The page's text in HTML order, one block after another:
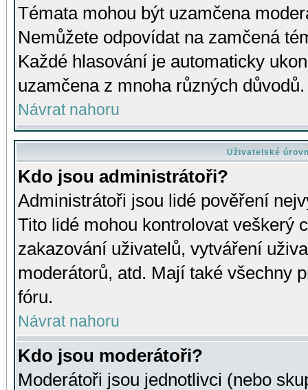
Témata mohou být uzamčena
Nemůžete odpovídat na zamčená
Každé hlasování je automaticky
uzamčena z mnoha různých důvodů.
Návrat nahoru
Uživatelské
Kdo jsou administrátoři?
Administrátoři jsou lidé pověření
Tito lidé mohou kontrolovat veškerý
zakazování uživatelů, vytváření
moderátorů, atd. Mají také všechny
fóru.
Návrat nahoru
Kdo jsou moderátoři?
Moderátoři jsou jednotlivci (nebo